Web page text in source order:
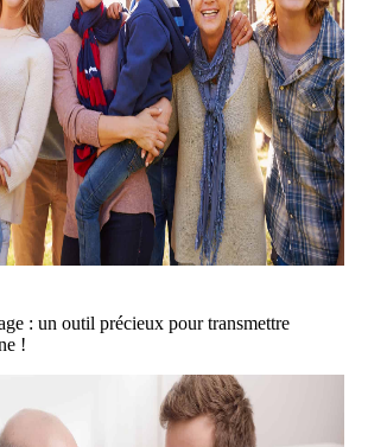
: un outil précieux pour transmettre
!